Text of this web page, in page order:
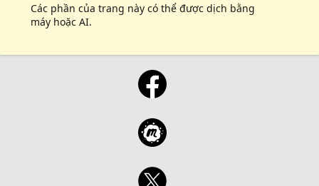
Các phần của trang này có thể được dịch bằng
máy hoặc AI.